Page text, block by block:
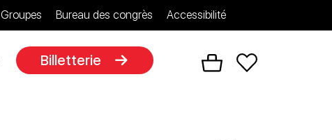
Groupes Bureau des congrès Accessibilité
Billetterie